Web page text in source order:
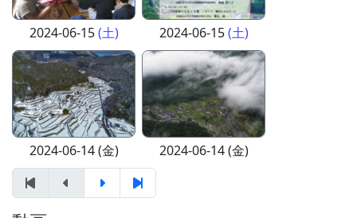
2024-06-15(土) 2024-06-15(土)
2024-06-14 (金) 2024-06-14 (金)